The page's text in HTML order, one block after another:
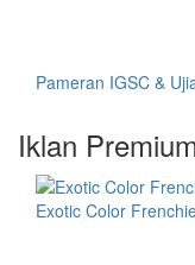
Pameran IGSC &
Iklan
Exotic Color